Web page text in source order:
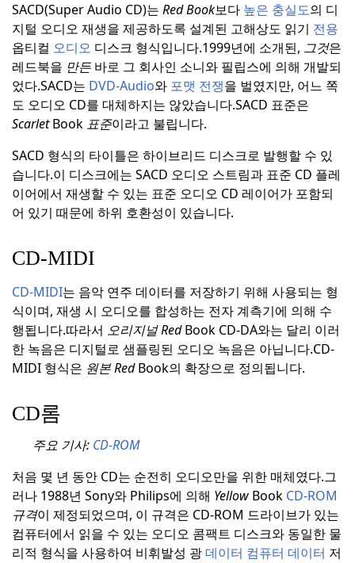
SACD(Super Audio CD)는 Red Book보다 높은 충실도의 디
지털 오디오 재생을 제공하도록 설계된 고해상도 읽기 전용
옵티컬 오디오 디스크 형식입니다.1999년에 소개된, 그것은
레드북을 만든 바로 그 회사인 소니와 필립스에 의해 개발되
었다.SACD는 DVD-Audio와 포맷 전쟁을 벌였지만, 어느 쪽
도 오디오 CD를 대체하지는 않았습니다.SACD 표준은
ScarletBook 표준이라고 불립니다.
SACD 형식의 타이틀은 하이브리드 디스크로 발행할 수 있
습니다.이 디스크에는 SACD 오디오 스트림과 표준 CD 플레
이어에서 재생할 수 있는 표준 오디오 CD 레이어가 포함되
어 있기 때문에 하위 호환성이 있습니다.
CD-MIDI
CD-MIDI는 음악 연주 데이터를 저장하기 위해 사용되는 형
식이며, 재생 시 오디오를 합성하는 전자 계측기에 의해 수
행됩니다.따라서 오리지널 RedBook CD-DA와는 달리 이러
한 녹음은 디지털로 샘플링된 오디오 녹음은 아닙니다.CD-
MIDI 형식은 원본 RedBook의 확장으로 정의됩니다.
CD롬
주요 기사: CD-ROM
처음 몇 년 동안 CD는 순전히 오디오만을 위한 매체였다.그
러나 1988년 Sony와 Philips에 의해 Yellow Book CD-ROM
규격이 제정되었으며, 이 규격은 CD-ROM 드라이브가 있는
컴퓨터에서 읽을 수 있는 오디오 콤팩트 디스크와 동일한 물
리적 형식을 사용하여 비휘발성 광데이터 컴퓨터 데이터 저